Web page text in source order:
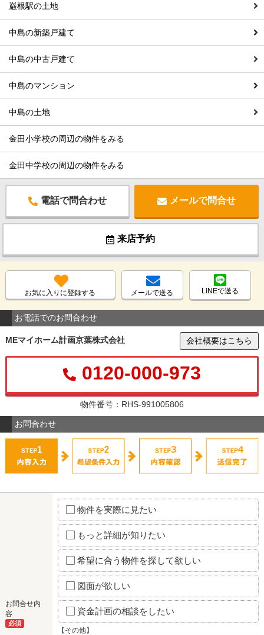
巌根駅の土地
中島の新築戸建て
中島の中古戸建て
中島のマンション
中島の土地
金田小学校の周辺の物件をみる
金田中学校の周辺の物件をみる
電話で問合わせ メールで問合せ
来店予約
お気に入りに登録する メールで送る LINEで送る
お電話でのお問合わせ
MEマイホーム計画京葉株式会社 会社概要はこちら
0120-000-973
物件番号：RHS-991005806
お問合わせ
お問合せ内
容
必須
物件を実際に見たい
もっと詳細が知りたい
希望に合う物件を探して欲しい
図面が欲しい
資金計画の相談をしたい
【その他】